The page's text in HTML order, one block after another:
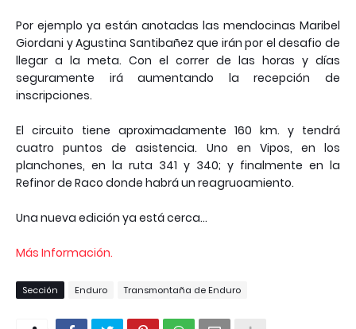
Por ejemplo ya están anotadas las mendocinas Maribel
Giordani y Agustina Santibañez que irán por el desafio de
llegar a la meta. Con el correr de las horas y días
seguramente irá aumentando la recepción de
inscripciones.
El circuito tiene aproximadamente 160 km. y tendrá
cuatro puntos de asistencia. Uno en Vipos, en los
planchones, en la ruta 341 y 340; y finalmente en la
Refinor de Raco donde habrá un reagruoamiento.
Una nueva edición ya está cerca...
Más Información.
Sección Enduro Transmontaña de Enduro